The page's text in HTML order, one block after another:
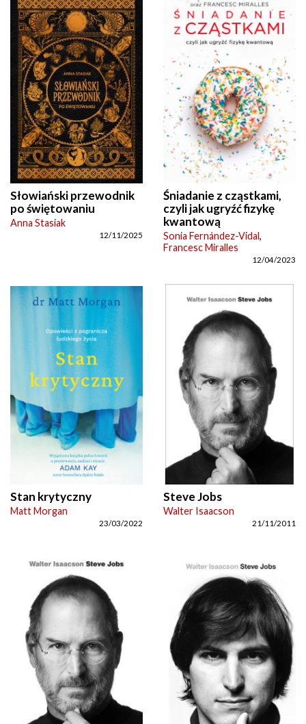
Słowiański przewodnik
po świętowaniu
Anna Stasiak
12/11/2025
Śniadanie z cząstkami,
czyli jak ugryźć fizykę
kwantową
Sonia Fernández-Vidal,
Francesc Miralles
12/04/2023
Stan krytyczny
Matt Morgan
23/03/2022
Steve Jobs
Walter Isaacson
21/11/2011